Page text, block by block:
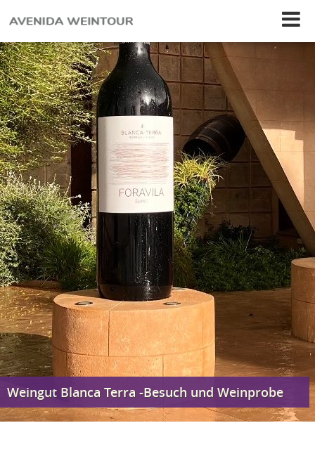
Weingut Blanca Terra -Besuch und Weinprobe